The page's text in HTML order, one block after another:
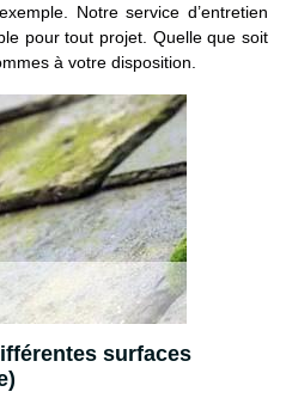
Notre service d’entretien
pour tout projet. Quelle que soit
à votre disposition.
surfaces